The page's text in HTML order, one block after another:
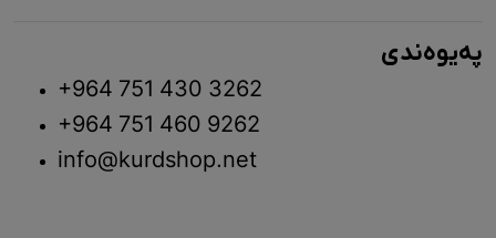
پەیوەندی
+964 751 430 3262
+964 751 460 9262
info@kurdshop.net